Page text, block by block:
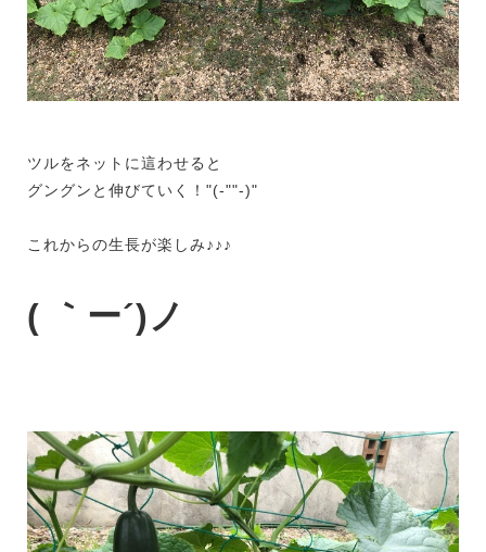
ツルをネットに這わせると
グングンと伸びていく！"(-""-)"
これからの生長が楽しみ♪♪♪
( ｀ー´)ノ